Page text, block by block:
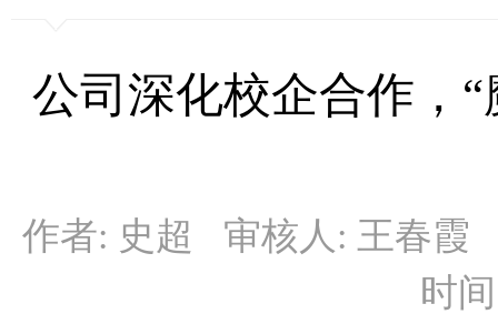
公司深化校企合作，
作者: 史超 审核人: 王春
时